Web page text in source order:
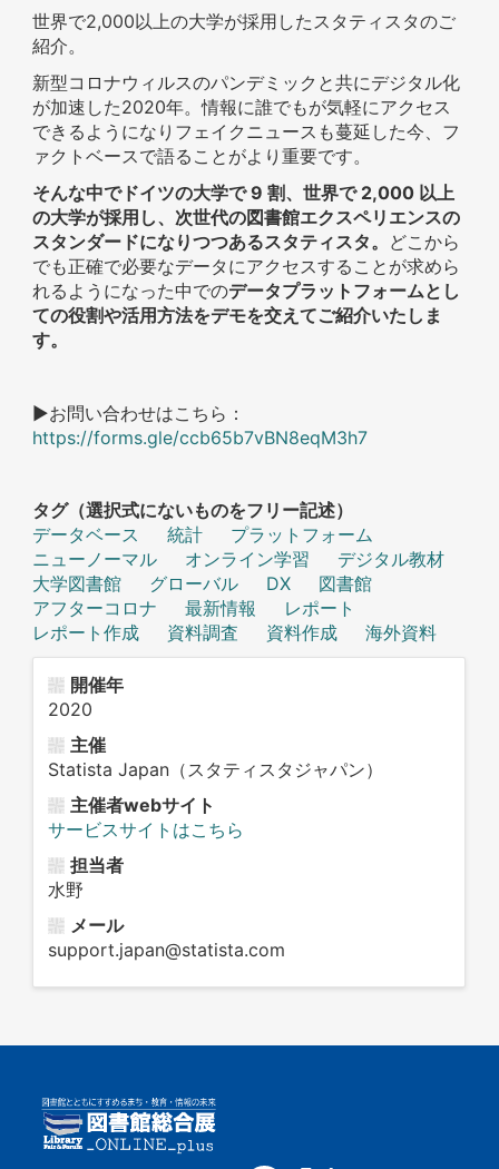
世界で2,000以上の大学が採用したスタティスタのご
紹介。
新型コロナウィルスのパンデミックと共にデジタル化
が加速した2020年。情報に誰でもが気軽にアクセス
できるようになりフェイクニュースも蔓延した今、フ
ァクトベースで語ることがより重要です。
そんな中でドイツの大学で 9 割、世界で 2,000 以上
の大学が採用し、次世代の図書館エクスペリエンスの
スタンダードになりつつあるスタティスタ。 どこから
でも正確で必要なデータにアクセスすることが求めら
れるようになった中でのデータプラットフォームとし
ての役割や活用方法をデモを交えてご紹介いたしま
す。
▶お問い合わせはこちら：
https://forms.gle/ccb65b7vBN8eqM3h7
タグ（選択式にないものをフリー記述）
データベース
統計
プラットフォーム
ニューノーマル
オンライン学習
デジタル教材
大学図書館
グローバル DX
図書館
アフターコロナ
最新情報
レポート
レポート作成
資料調査 資料作成 海外資料
開催年
2020
主催
Statista Japan（スタティスタジャパン）
主催者webサイト
サービスサイトはこちら
担当者
水野
メール
support.japan@statista.com